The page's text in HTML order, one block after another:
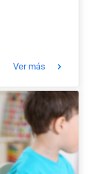
Ver más
keyboard_arrow_right